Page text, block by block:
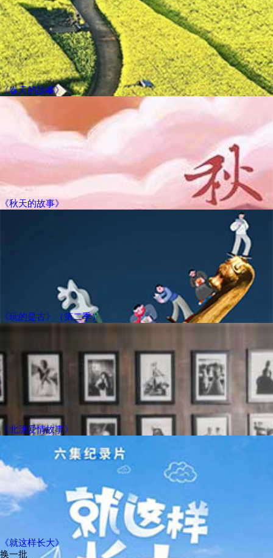
《春天的故事》
《秋天的故事》
《玩的是古》（第二季）
《北漂爱情故事》
《就这样长大》
换一批